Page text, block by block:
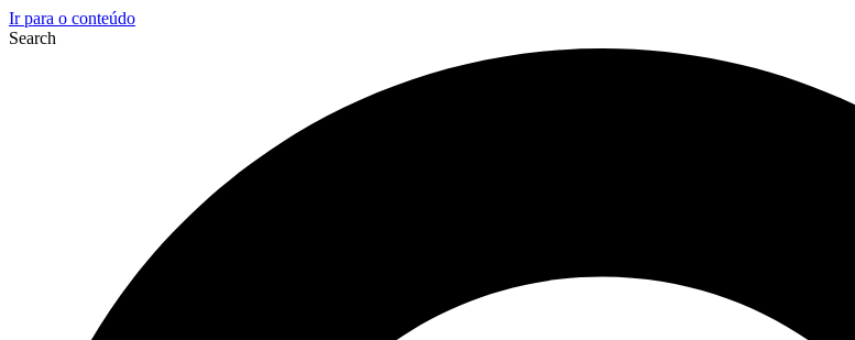
Ir para o conteúdo
Search